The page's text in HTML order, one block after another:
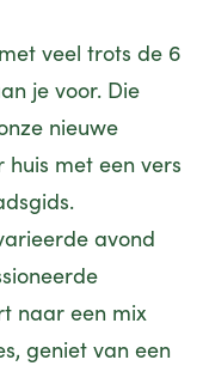
veel trots de 6
je voor. Die
nieuwe
met een vers
avond
naar een mix
geniet van een